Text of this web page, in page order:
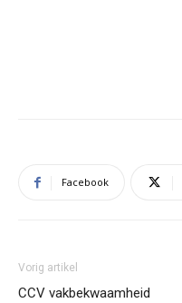
Facebook
Vorig artikel
CCV vakbekwaamheid